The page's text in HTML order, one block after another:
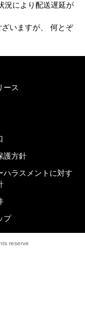
況により配送遅延が
いますが、 何とぞ
ース
護方針
ハラスメントに対す
プ
reserve